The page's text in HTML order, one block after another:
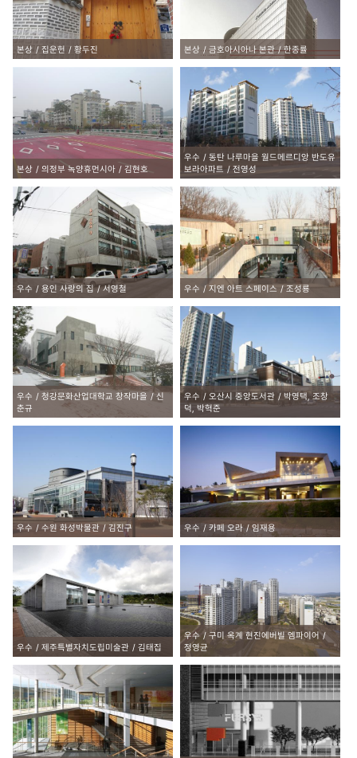
본상 집운헌 황두진 본상 금호아시아나 본관 한종률
본상 의정부 녹양휴먼시아 김현호
우수
동탄 나루마을 월드메르디앙 반도유
보라아파트
전영성
우수 용인 사랑의 집 서영철 우수 지엔 아트 스페이스 조성룡
우수 청강문화산업대학교 창작마을
신
춘규
우수 오산시 중앙도서관
박영택, 조창
덕, 박혁준
우수 수원 화성박물관 김진구 우수 카페 오라 임재용
우수 제주특별자치도립미술관 김태집
우수
구미 옥계 현진에버빌 엠파이어
정영균